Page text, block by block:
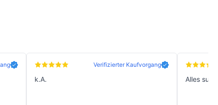
Verifizierter Kaufvorgang
k.A. Alles